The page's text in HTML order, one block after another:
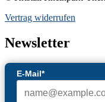
Vertrag widerrufen
Newsletter
E-Mail*